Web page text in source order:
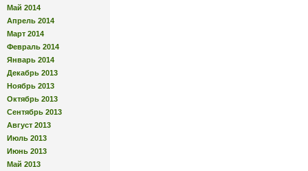
Май 2014
Апрель 2014
Март 2014
Февраль 2014
Январь 2014
Декабрь 2013
Ноябрь 2013
Октябрь 2013
Сентябрь 2013
Август 2013
Июль 2013
Июнь 2013
Май 2013